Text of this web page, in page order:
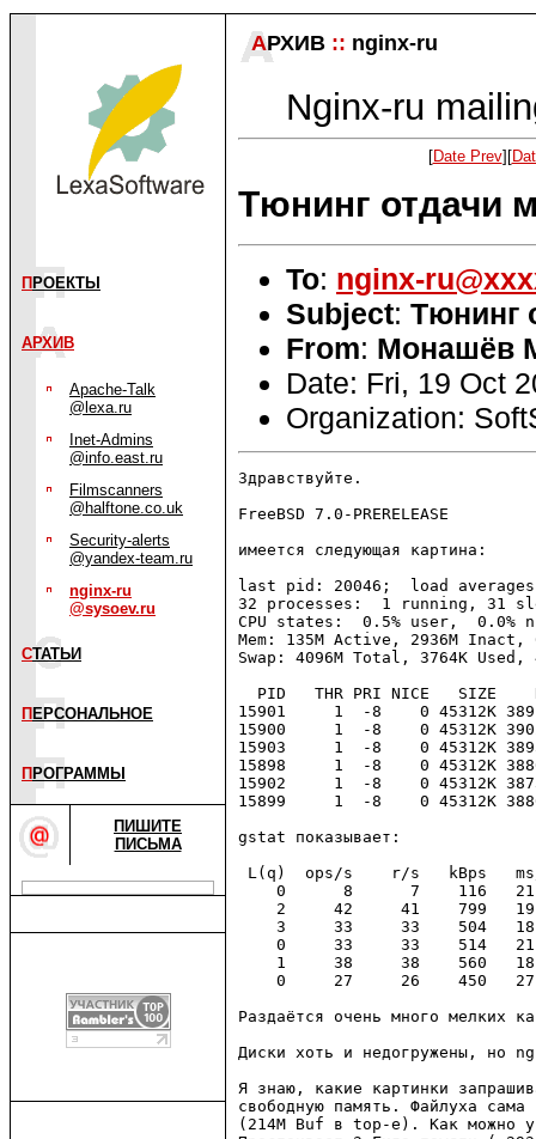
П РОЕКТЫ
АРХИВ
Apache-Talk
@lexa.ru
Inet-Admins
@info.east.ru
Filmscanners
@halftone.co.uk
Security-alerts
@yandex-team.ru
nginx-ru
@sysoev.ru
СТАТЬИ
П ЕРСОНАЛЬНОЕ
П РОГРАММЫ
ПИШИТЕ
ПИСЬМА
АРХИВ :: nginx-ru
Nginx-ru
[Date Prev][
Тюнинг отдачи
To: nginx-
Subject: Тюнинг
From: Монашёв
Date: Fri, 19 Oct
Organization:
Здравствуйте.
FreeBSD 7.0-PRERELEASE
имеется следующая картина:
last pid: 20046;  load
32 processes:  1 running, 31
CPU states:  0.5% user,
Mem: 135M Active, 2936M Inact,
Swap: 4096M Total, 3764K Used,
PID   THR PRI NICE   SIZE
15901     1  -8    0 45312K
15900     1  -8    0 45312K
15903     1  -8    0 45312K
15898     1  -8    0 45312K
15902     1  -8    0 45312K
15899     1  -8    0 45312K
gstat показывает:
L(q)  ops/s    r/s   kBps   ms/
0      8      7    116
2     42     41    799
3     33     33    504
0     33     33    514
1     38     38    560
0     27     26    450
Раздаётся очень много мелких
Диски хоть и недогружены, но
Я знаю, какие картинки
свободную память. Файлуха
(214M Buf в top-е). Как можно